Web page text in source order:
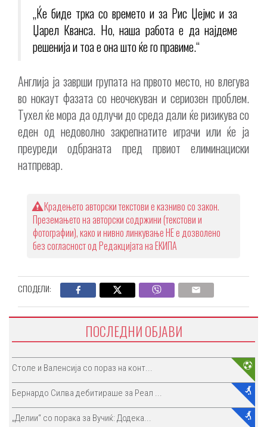
„Ќе биде трка со времето и за Рис Џејмс и за
Џарел Кванса. Но, наша работа е да најдеме
решенија и тоа е она што ќе го правиме.“
Англија ја заврши групата на првото место, но влегува
во нокаут фазата со неочекуван и сериозен проблем.
Тухел ќе мора да одлучи до среда дали ќе ризикува со
еден од недоволно закрепнатите играчи или ќе ја
преуреди одбраната пред првиот елиминациски
натпревар.
Крадењето авторски текстови е казниво со закон.
Преземањето на авторски содржини (текстови и
фотографии), како и нивно линкување НЕ е дозволено
без согласност од Редакцијата на ЕКИПА
СПОДЕЛИ:
ПОСЛЕДНИ ОБЈАВИ
Столе и Валенсија со пораз на конт...
Бернардо Силва дебитираше за Реал ...
„Делии“ со порака за Вучиќ: Додека...